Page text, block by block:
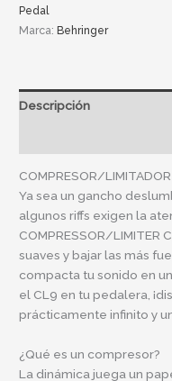
Pedal
Marca:Behringer
Descripción
COMPRESOR/
Ya sea un gancho
algunos riffs exigen la
COMPRESSOR/LIMITER
suaves y bajar las más
compacta tu sonido en
el CL9 en tu pedalera,
prácticamente infinito y
¿Qué es un compresor?
La dinámica juega un